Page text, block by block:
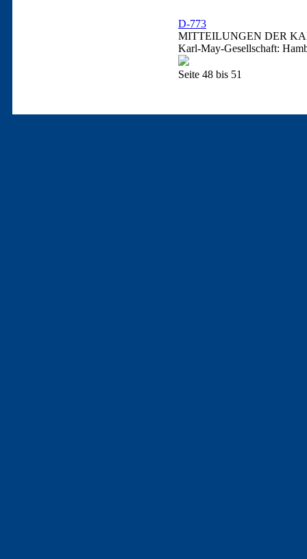
D-773
MITTEILUNGEN DER
Karl-May-Gesellschaft:
Seite 48 bis 51